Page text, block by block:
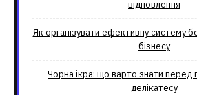
відновлення
Як організувати ефективну систему
бізнесу
Чорна ікра: що варто знати перед
делікатесу